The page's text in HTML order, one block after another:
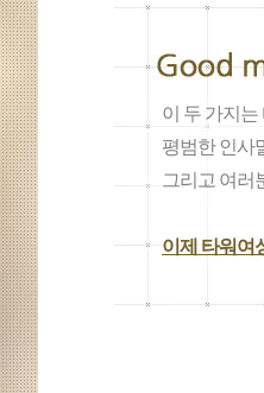
이 두 가지
평범한 인사
그리고 여러
이제 타워여